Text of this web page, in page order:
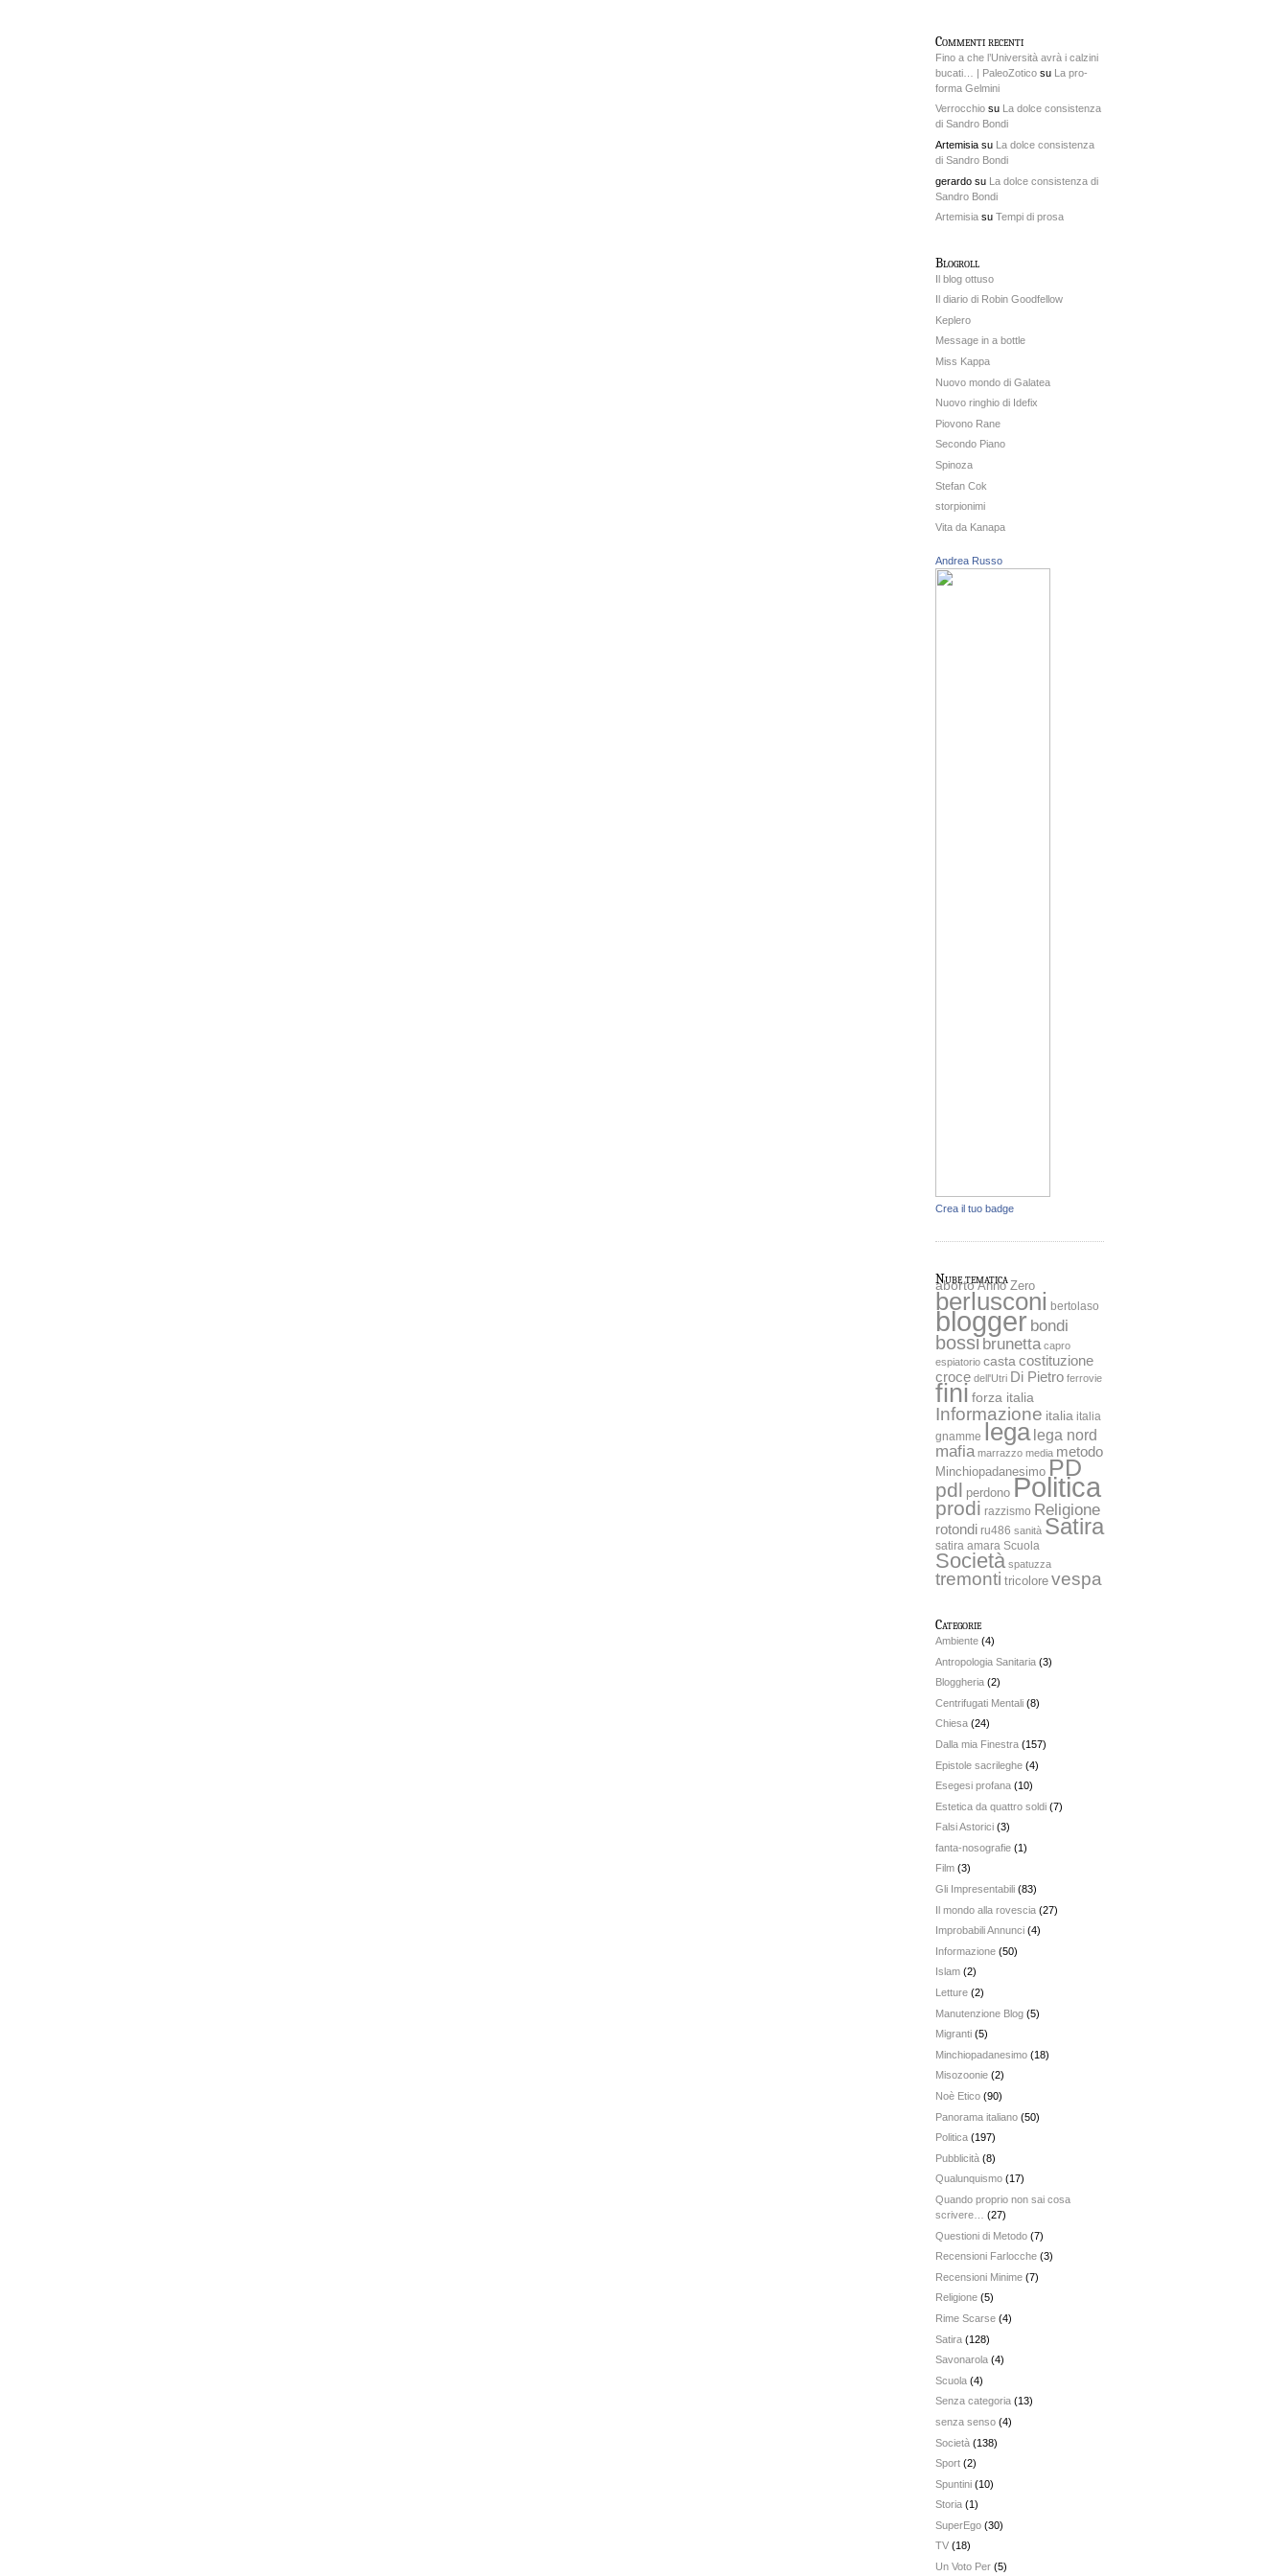
Commenti recenti
Fino a che l’Università avrà i calzini
bucati… | PaleoZotico su La pro-
forma Gelmini
Verrocchio su La dolce consistenza
di Sandro Bondi
Artemisia su La dolce consistenza
di Sandro Bondi
gerardo su La dolce consistenza di
Sandro Bondi
Artemisia su Tempi di prosa
Blogroll
Il blog ottuso
Il diario di Robin Goodfellow
Keplero
Message in a bottle
Miss Kappa
Nuovo mondo di Galatea
Nuovo ringhio di Idefix
Piovono Rane
Secondo Piano
Spinoza
Stefan Cok
storpionimi
Vita da Kanapa
Andrea Russo
Crea il tuo badge
Nube tematica
aborto Anno Zero
berlusconi bertolaso
blogger bondi
bossi brunetta capro
espiatorio casta costituzione
croce dell'Utri Di Pietro ferrovie
fini forza italia
Informazione italia italia
gnamme lega lega nord
mafia marrazzo media metodo
Minchiopadanesimo PD
pdl perdono Politica
prodi razzismo Religione
rotondi ru486 sanità Satira
satira amara Scuola
Società spatuzza
tremonti tricolore vespa
Categorie
Ambiente (4)
Antropologia Sanitaria (3)
Bloggheria (2)
Centrifugati Mentali (8)
Chiesa (24)
Dalla mia Finestra (157)
Epistole sacrileghe (4)
Esegesi profana (10)
Estetica da quattro soldi (7)
Falsi Astorici (3)
fanta-nosografie (1)
Film (3)
Gli Impresentabili (83)
Il mondo alla rovescia (27)
Improbabili Annunci (4)
Informazione (50)
Islam (2)
Letture (2)
Manutenzione Blog (5)
Migranti (5)
Minchiopadanesimo (18)
Misozoonie (2)
Noè Etico (90)
Panorama italiano (50)
Politica (197)
Pubblicità (8)
Qualunquismo (17)
Quando proprio non sai cosa
scrivere…
(27)
Questioni di Metodo (7)
Recensioni Farlocche (3)
Recensioni Minime (7)
Religione (5)
Rime Scarse (4)
Satira (128)
Savonarola (4)
Scuola (4)
Senza categoria (13)
senza senso (4)
Società (138)
Sport (2)
Spuntini (10)
Storia (1)
SuperEgo (30)
TV (18)
Un Voto Per (5)